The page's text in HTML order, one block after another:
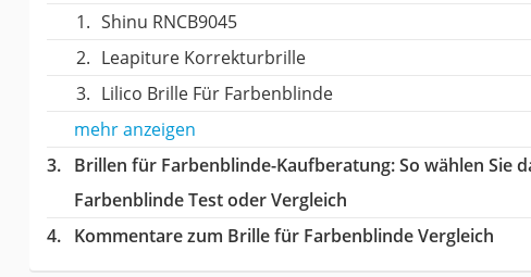
Shinu RNCB9045
Leapiture Korrekturbrille
Lilico Brille Für Farbenblinde
mehr anzeigen
Brillen für Farbenblinde-Kaufberatung: So wählen Sie
Farbenblinde Test oder Vergleich
Kommentare zum Brille für Farbenblinde Vergleich